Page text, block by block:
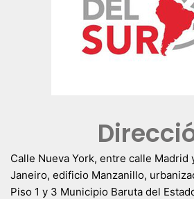
Calle Nueva York, entre calle Madrid
Janeiro, edificio Manzanillo,
Piso 1 y 3 Municipio Baruta del